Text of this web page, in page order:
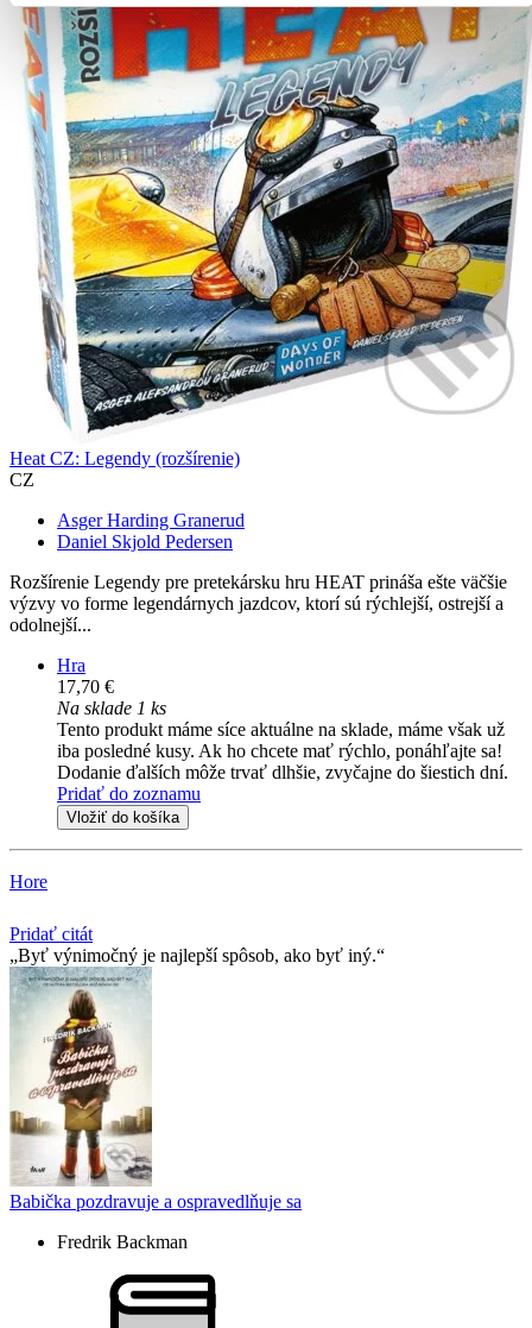
Heat CZ: Legendy (rozšírenie)
CZ
Asger Harding Granerud
Daniel Skjold Pedersen
Rozšírenie Legendy pre pretekársku hru HEAT prináša ešte väčšie
výzvy vo forme legendárnych jazdcov, ktorí sú rýchlejší, ostrejší a
odolnejší...
Hra
17,70 €
Na sklade 1 ks
Tento produkt máme síce aktuálne na sklade, máme však už
iba posledné kusy. Ak ho chcete mať rýchlo, ponáhľajte sa!
Dodanie ďalších môže trvať dlhšie, zvyčajne do šiestich dní.
Pridať do zoznamu
Vložiť do košíka
Hore
Pridať citát
Byť výnimočný je najlepší spôsob, ako byť iný.
Babička pozdravuje a ospravedlňuje sa
Fredrik Backman